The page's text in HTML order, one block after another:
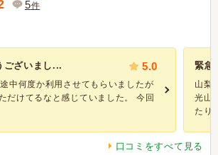
5件
ございまし... 5.0
中何度か利用させてもらいましたが
だけてるなと感じていました。 今回
緊急
山梨
光山
たり
口コミをすべて見る